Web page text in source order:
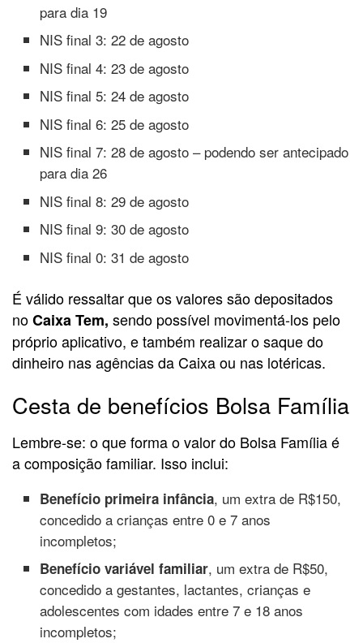
para dia 19
NIS final 3: 22 de agosto
NIS final 4: 23 de agosto
NIS final 5: 24 de agosto
NIS final 6: 25 de agosto
NIS final 7: 28 de agosto – podendo ser antecipado
para dia 26
NIS final 8: 29 de agosto
NIS final 9: 30 de agosto
NIS final 0: 31 de agosto
É válido ressaltar que os valores são depositados
noCaixa Tem, sendo possível movimentá-los pelo
próprio aplicativo, e também realizar o saque do
dinheiro nas agências da Caixa ou nas lotéricas.
Cesta de benefícios Bolsa Família
Lembre-se: o que forma o valor do Bolsa Família é
a composição familiar. Isso inclui:
Benefício primeira infância, um extra de R$150,
concedido a crianças entre 0 e 7 anos
incompletos;
Benefício variável familiar, um extra de R$50,
concedido a gestantes, lactantes, crianças e
adolescentes com idades entre 7 e 18 anos
incompletos;